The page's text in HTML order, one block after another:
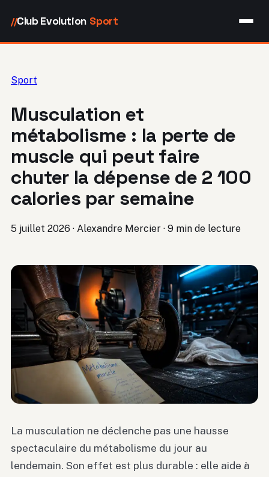
//Club Evolution Sport
Sport
Musculation et
métabolisme : la perte de
muscle qui peut faire
chuter la dépense de 2 100
calories par semaine
5 juillet 2026 · Alexandre Mercier · 9 min de lecture
La musculation ne déclenche pas une hausse
spectaculaire du métabolisme du jour au
lendemain. Son effet est plus durable : elle aide à